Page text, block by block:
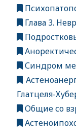
Глава 3.
Синдром
Глатцеля-
Общие со